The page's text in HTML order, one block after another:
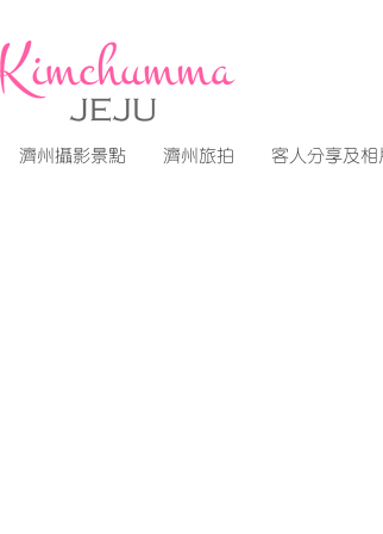
濟州攝影景點 濟州旅拍 客人分享及相